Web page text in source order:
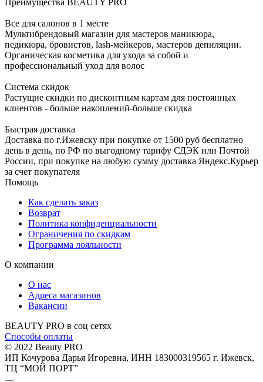
Преимущества BEAUTY PRO
Все для салонов в 1 месте
Мультибрендовый магазин для мастеров маникюра,
педикюра, бровистов, lash-мейкеров, мастеров депиляции.
Органическая косметика для ухода за собой и
профессиональный уход для волос
Система скидок
Растущие скидки по дисконтным картам для постоянных
клиентов - больше накоплений-больше скидка
Быстрая доставка
Доставка по г.Ижевску при покупке от 1500 руб бесплатно
день в день, по РФ по выгодному тарифу СДЭК или Почтой
России, при покупке на любую сумму доставка Яндекс.Курьер
за счет покупателя
Помощь
Как сделать заказ
Возврат
Политика конфиденциальности
Ограничения по скидкам
Программа лояльности
О компании
О нас
Адреса магазинов
Вакансии
BEAUTY PRO в соц сетях
Способы оплаты
© 2022 Beauty PRO
ИП Кочурова Дарья Игоревна, ИНН 183000319565 г. Ижевск,
ТЦ “МОЙ ПОРТ”